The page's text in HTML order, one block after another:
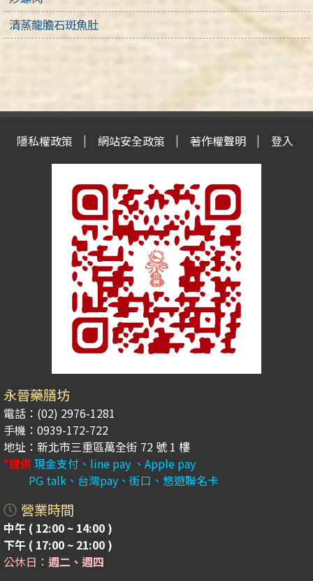
清蒸龍膽石斑魚肚
隱私權政策 網站安全政策 著作權聲明 登入
永晉藥膳坊
電話：(02) 2976-1281
手機：0939-172-722
地址：新北市三重區萬全街 72 號 1 樓
*提供現金支付、line pay 、Apple pay
PG talk、台灣pay、街口、悠遊聯名卡
營業時間
中午 ( 12:00 ~ 14:00 )
下午 ( 17:00 ~ 21:00 )
公休日： 週二、週四